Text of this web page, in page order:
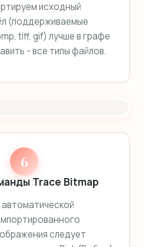
исходный
(поддерживаемые
tiff, gif) лучше в графе
- все типы файлов.
6
Trace Bitmap
следует